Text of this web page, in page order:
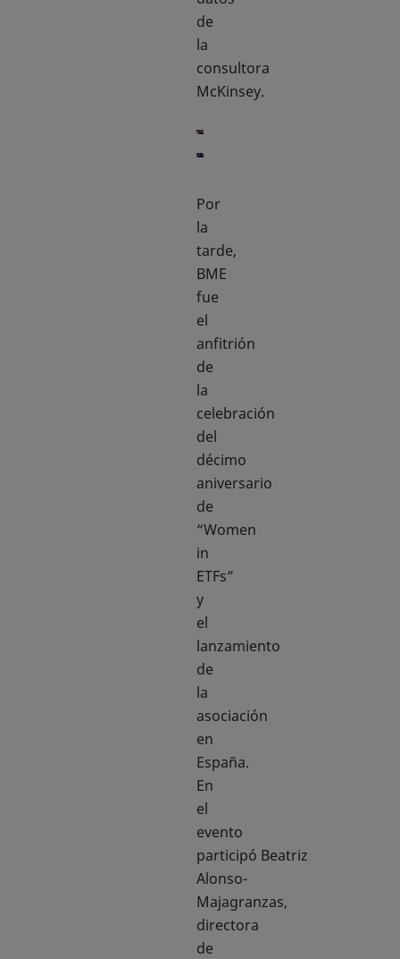
de
la
consultora
McKinsey.
Por
la
tarde,
BME
fue
el
anfitrión
de
la
celebración
del
décimo
aniversario
de
“Women
in
ETFs”
y
el
lanzamiento
de
la
asociación
en
España.
En
el
evento
participó Beatriz
Alonso-
Majagranzas,
directora
de